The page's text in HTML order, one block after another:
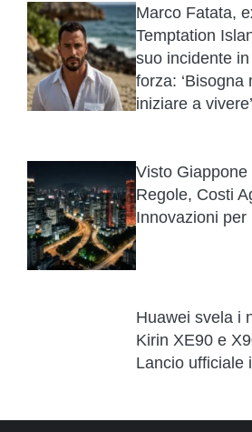
Marco Fatata,
Temptation
suo incidente
forza: ‘Bisogna
iniziare a vivere’
Visto
Regole, Costi
Innovazioni
Huawei svela i
Kirin XE90 e
Lancio ufficiale